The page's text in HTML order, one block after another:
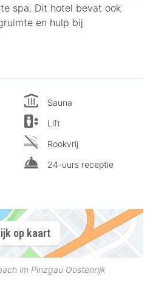
spa. Dit hotel bevat ook
en hulp bij
Sauna
Lift
Rookvrij
24-uurs receptie
op kaart
im Pinzgau Oostenrijk